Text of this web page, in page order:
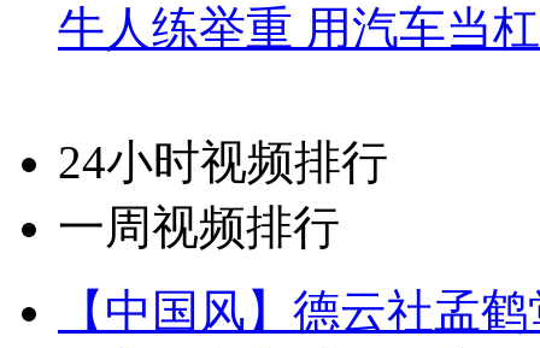
牛人练举重 用汽车当
24小时视频排行
一周视频排行
【中国风】德云社孟